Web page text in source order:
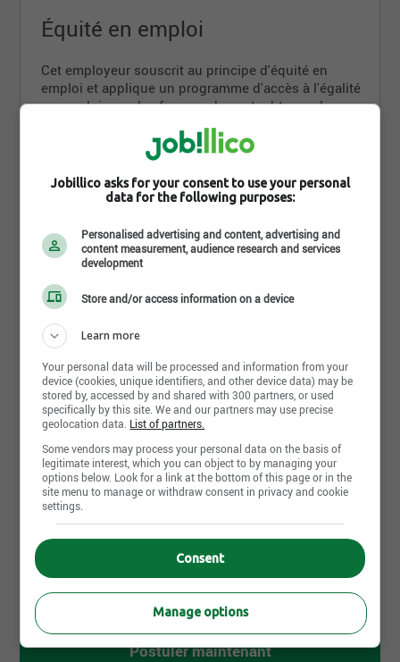
Équité en emploi
Cet employeur souscrit au principe d'équité en
emploi et applique un programme d'accès à l'égalité
en emploi pour les femmes, les autochtones, les
personnes handicapées
Niveau d'études
Diplôme
Terminé
Années d'expérience
0-2 années
Langues écrites
Fr : Intermédiaire
Langues parlées
Fr : Intermédiaire
Postuler maintenant
Jobillico asks for your consent to use your personal
data for the following purposes:
Personalised advertising and content, advertising and
content measurement, audience research and services
development
Store and/or access information on a device
Learn more
Your personal data will be processed and information from your
device (cookies, unique identifiers, and other device data) may be
stored by, accessed by and shared with 300 partners, or used
specifically by this site. We and our partners may use precise
geolocation data. List of partners.
Some vendors may process your personal data on the basis of
legitimate interest, which you can object to by managing your
options below. Look for a link at the bottom of this page or in the
site menu to manage or withdraw consent in privacy and cookie
settings.
Consent
Manage options